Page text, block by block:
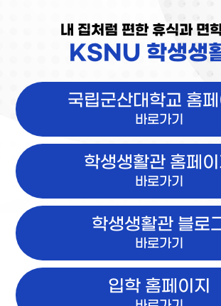
내 집처럼 편한 휴식과 면
KSNU 학생생
국립군산대학교 홈페
바로가기
학생생활관 홈페이
바로가기
학생생활관 블로
바로가기
입학 홈페이지